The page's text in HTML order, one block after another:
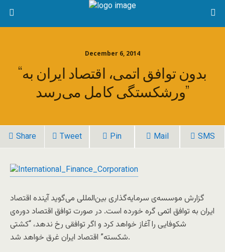
December 6, 2014
“بدون توافق اتمی، اقتصاد ایران به
ورشکستگی کامل می‌رسد”
Share Tweet Pin Mail SMS
گزارش موسسه‌ی سرمایه‌گذاری بین‌المللی می‌گوید آینده اقتصاد
ایران به توافق اتمی گره خورده است. در صورت توافق اقتصاد دوره‌ی
شکوفایی را آغاز خواهد کرد و اگر توافقی رخ ندهد، “کشتی
شکسته” اقتصاد ایران غرق خواهد شد.